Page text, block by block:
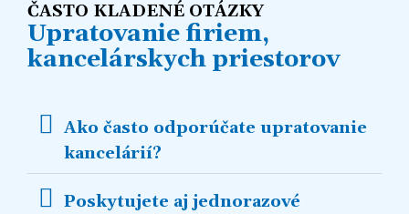
ČASTO KLADENÉ OTÁZKY
Upratovanie firiem,
kancelárskych priestorov
Ako často odporúčate upratovanie
kancelárií?
Poskytujete aj jednorazové